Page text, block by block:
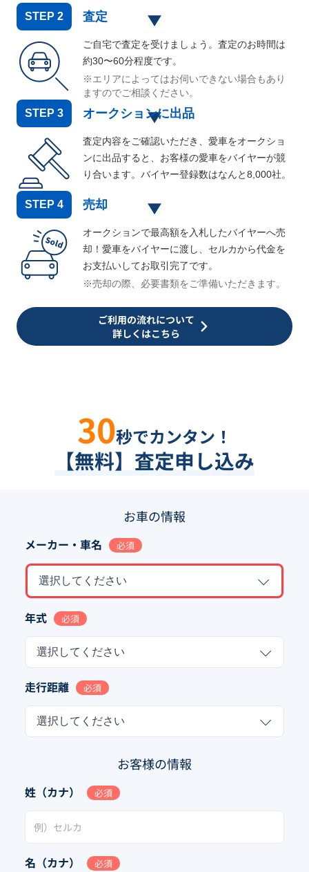
STEP 2 査定
ご自宅で査定を受けましょう。査定のお時間は
約30〜60分程度です。
※エリアによってはお伺いできない場合もあり
ますのでご相談ください。
STEP 3 オークションに出品
査定内容をご確認いただき、愛車をオークショ
ンに出品すると、お客様の愛車をバイヤーが競
り合います。バイヤー登録数はなんと8,000社。
STEP 4 売却
オークションで最高額を入札したバイヤーへ売
却！愛車をバイヤーに渡し、セルカから代金を
お支払いしてお取引完了です。
※売却の際、必要書類をご準備いただきます。
ご利用の流れについて
詳しくはこちら
30秒でカンタン！
【無料】査定申し込み
お車の情報
メーカー・車名 必須
選択してください
年式 必須
選択してください
走行距離 必須
選択してください
お客様の情報
姓（カナ） 必須
名（カナ） 必須